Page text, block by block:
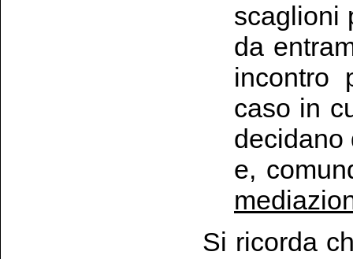
scaglioni
da
incontro
caso in
decidano
e,
Si ricorda